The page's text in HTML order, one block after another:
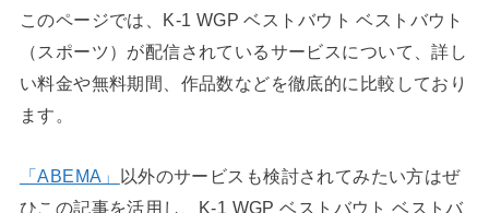
このページでは、K-1 WGP ベストバウト ベストバウト
（スポーツ）が配信されているサービスについて、詳し
い料金や無料期間、作品数などを徹底的に比較しており
ます。
「ABEMA」 以外のサービスも検討されてみたい方はぜ
ひこの記事を活用し、K-1 WGP ベストバウト ベストバ